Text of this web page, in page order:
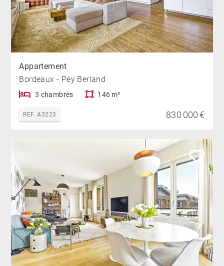
Appartement
Bordeaux - Pey Berland
3 chambres 146 m²
REF. A3223 830 000 €